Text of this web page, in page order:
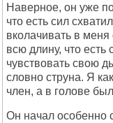
Наверное, он уже
что есть сил
вколачивать в
всю длину, что есть
чувствовать свою
словно струна. Я
член, а в голове
Он начал особенно